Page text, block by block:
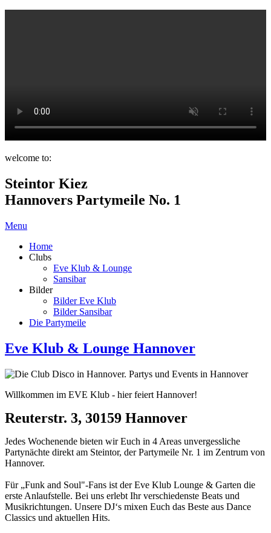
welcome to:
Steintor Kiez
Hannovers Partymeile No. 1
Menu
Home
Clubs
Eve Klub & Lounge
Sansibar
Bilder
Bilder Eve Klub
Bilder Sansibar
Die Partymeile
Eve Klub & Lounge Hannover
Willkommen im EVE Klub - hier feiert Hannover!
Reuterstr. 3, 30159 Hannover
Jedes Wochenende bieten wir Euch in 4 Areas unvergessliche
Partynächte direkt am Steintor, der Partymeile Nr. 1 im Zentrum von
Hannover.
Für „Funk and Soul"-Fans ist der Eve Klub Lounge & Garten die
erste Anlaufstelle. Bei uns erlebt Ihr verschiedenste Beats und
Musikrichtungen. Unsere DJ‘s mixen Euch das Beste aus Dance
Classics und aktuellen Hits.